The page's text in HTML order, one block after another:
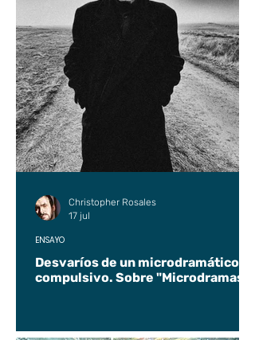
Desvaríos de un microdramático
compulsivo. Sobre "Microdramas".
ENSAYO
Christopher Rosales
17 jul